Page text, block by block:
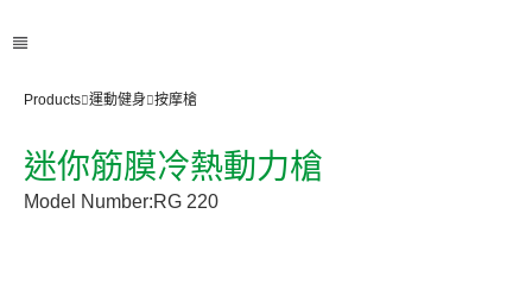
Products 運動健身 按摩槍
迷你筋膜冷熱動力槍
Model Number:RG 220